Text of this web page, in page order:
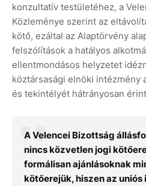
konzultatív testületéhez, a
Közleménye szerint az
kötő, ezáltal az Alaptörvény
felszólítások a hatályos
ellentmondásos helyzetet
köztársasági elnöki intézmény
és tekintélyét hátrányosan
A Velencei Bizottság
nincs közvetlen jogi
formálisan ajánlásoknak
kötőerejük, hiszen az